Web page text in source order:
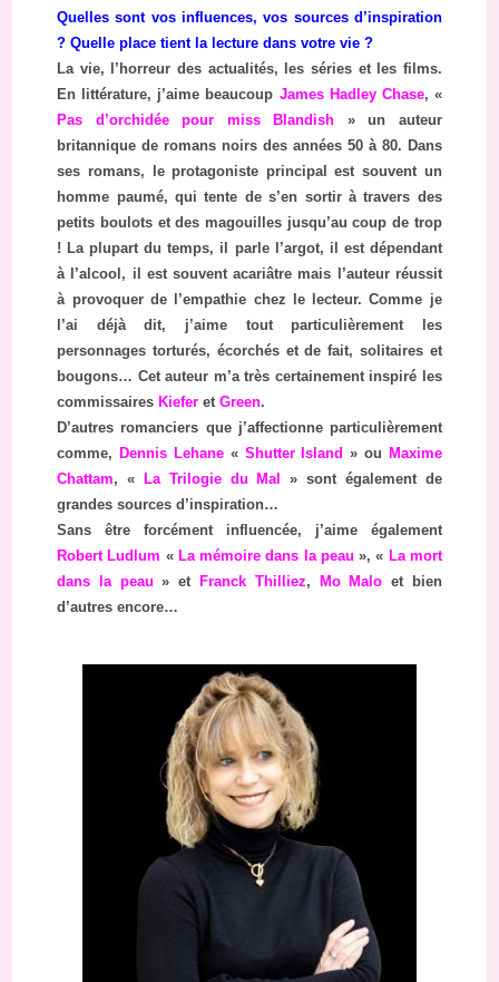
Quelles sont vos influences, vos sources d’inspiration
? Quelle place tient la lecture dans votre vie ?
La vie, l’horreur des actualités, les séries et les films.
En littérature, j’aime beaucoup James Hadley Chase, «
Pas d’orchidée pour miss Blandish » un auteur
britannique de romans noirs des années 50 à 80. Dans
ses romans, le protagoniste principal est souvent un
homme paumé, qui tente de s’en sortir à travers des
petits boulots et des magouilles jusqu’au coup de trop
! La plupart du temps, il parle l’argot, il est dépendant
à l’alcool, il est souvent acariâtre mais l’auteur réussit
à provoquer de l’empathie chez le lecteur. Comme je
l’ai déjà dit, j’aime tout particulièrement les
personnages torturés, écorchés et de fait, solitaires et
bougons… Cet auteur m’a très certainement inspiré les
commissaires Kiefer etGreen.
D’autres romanciers que j’affectionne particulièrement
comme, Dennis Lehane« Shutter Island » ou Maxime
Chattam, « La Trilogie du Mal
» sont également de
grandes sources d’inspiration…
Sans être forcément influencée, j’aime également
Robert Ludlum « La mémoire dans la peau », « La mort
dans la peau » et Franck Thilliez, Mo Malo et bien
d’autres encore…